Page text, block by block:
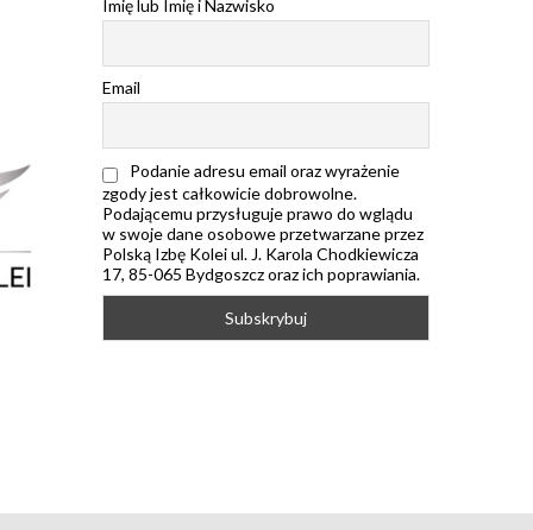
Imię lub Imię i Nazwisko
Email
Podanie adresu email oraz wyrażenie
zgody jest całkowicie dobrowolne.
Podającemu przysługuje prawo do wglądu
w swoje dane osobowe przetwarzane przez
Polską Izbę Kolei ul. J. Karola Chodkiewicza
17, 85-065 Bydgoszcz oraz ich poprawiania.